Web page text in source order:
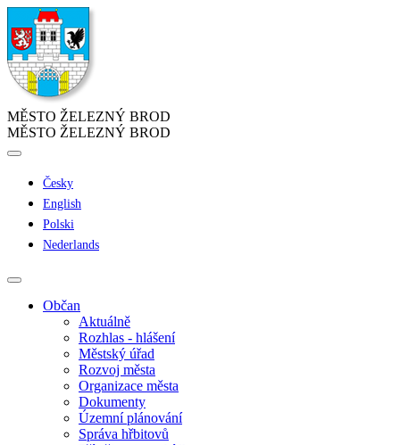
MĚSTO ŽELEZNÝ BROD
MĚSTO ŽELEZNÝ BROD
Česky
English
Polski
Nederlands
Občan
Aktuálně
Rozhlas - hlášení
Městský úřad
Rozvoj města
Organizace města
Dokumenty
Územní plánování
Správa hřbitovů